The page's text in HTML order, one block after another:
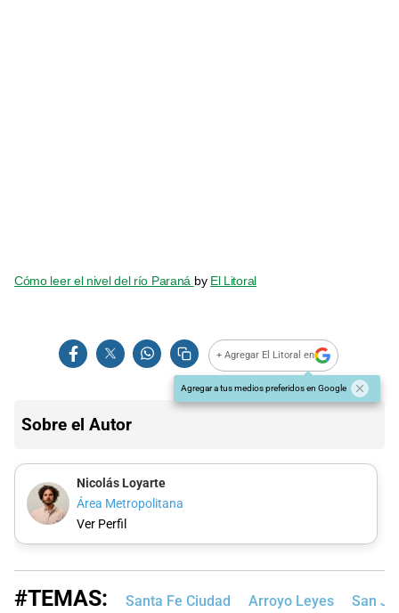
Cómo leer el nivel del río Paraná by El Litoral
+ Agregar El Litoral en
Agregar a tus medios preferidos en Google
Sobre el Autor
Nicolás Loyarte
Área Metropolitana
Ver Perfil
#TEMAS: Santa Fe Ciudad Arroyo Leyes San